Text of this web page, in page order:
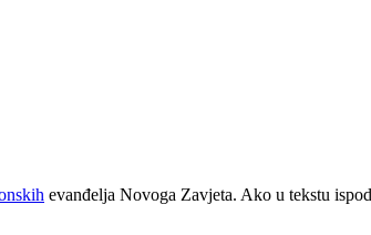
evanđelja Novoga Zavjeta. Ako u tekstu